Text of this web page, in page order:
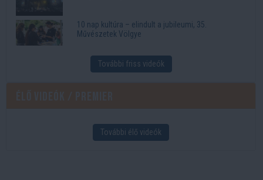
10 nap kultúra – elindult a jubileumi, 35.
Művészetek Völgye
További friss videók
További élő videók